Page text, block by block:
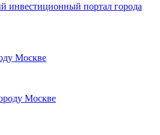
портал города
Москве
Москве